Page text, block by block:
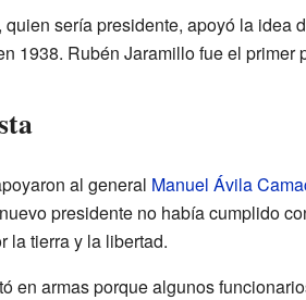
quien sería presidente, apoyó la idea
1938. Rubén Jaramillo fue el
al general Manuel Ávila
presidente no había cumplido
la tierra y la libertad.
en armas porque algunos